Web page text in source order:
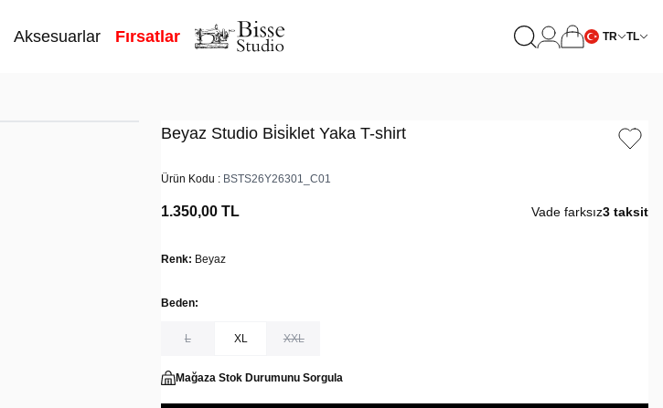
Aksesuarlar Fırsatlar TR TL
Beyaz Studio Bi̇si̇klet Yaka T-shirt
Ürün Kodu : BSTS26Y26301_C01
1.350,00 TL Vade farksız3 taksit
Renk: Beyaz
Beden:
L XL XXL
Mağaza Stok Durumunu Sorgula